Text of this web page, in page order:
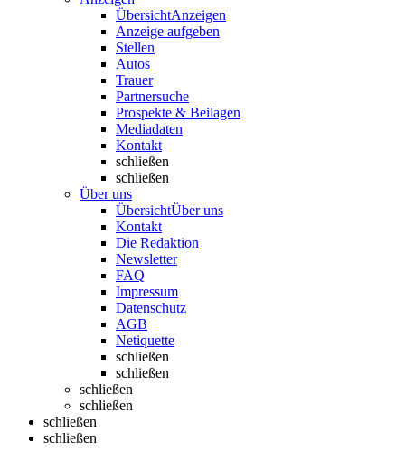
ÜbersichtAnzeigen
Anzeige aufgeben
Stellen
Autos
Trauer
Partnersuche
Prospekte & Beilagen
Mediadaten
Kontakt
schließen
schließen
Über uns
ÜbersichtÜber uns
Kontakt
Die Redaktion
Newsletter
FAQ
Impressum
Datenschutz
AGB
Netiquette
schließen
schließen
schließen
schließen
schließen
schließen